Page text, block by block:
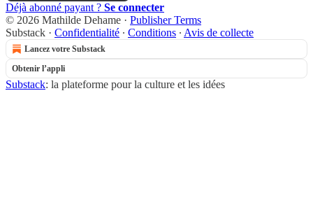
Déjà abonné payant ? Se connecter
© 2026 Mathilde Dehame · Publisher Terms
Substack · Confidentialité ∙ Conditions ∙ Avis de collecte
Lancez votre Substack
Obtenir l’appli
Substack: la plateforme pour la culture et les idées